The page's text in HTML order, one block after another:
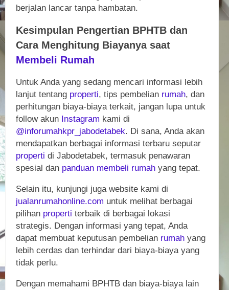
berjalan lancar tanpa hambatan.
Kesimpulan Pengertian BPHTB dan
Cara Menghitung Biayanya saat
Membeli Rumah
Untuk Anda yang sedang mencari informasi lebih
lanjut tentang properti, tips pembelian rumah, dan
perhitungan biaya-biaya terkait, jangan lupa untuk
follow akun Instagram kami di
@inforumahkpr_jabodetabek. Di sana, Anda akan
mendapatkan berbagai informasi terbaru seputar
properti di Jabodetabek, termasuk penawaran
spesial dan panduan membeli rumah yang tepat.
Selain itu, kunjungi juga website kami di
jualanrumahonline.com untuk melihat berbagai
pilihan properti terbaik di berbagai lokasi
strategis. Dengan informasi yang tepat, Anda
dapat membuat keputusan pembelian rumah yang
lebih cerdas dan terhindar dari biaya-biaya yang
tidak perlu.
Dengan memahami BPHTB dan biaya-biaya lain